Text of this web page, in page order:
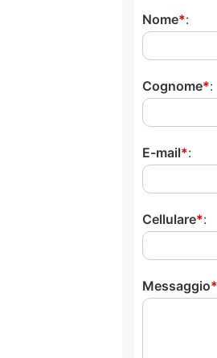
Nome :
Cognome :
E-mail :
Cellulare :
Messaggio